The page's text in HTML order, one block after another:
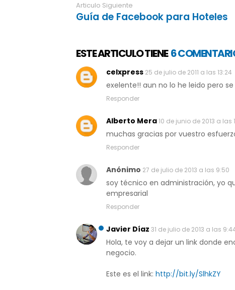
Articulo Siguiente
Guía de Facebook para Hoteles
ESTE ARTICULO TIENE 6
celxpress 25 de julio de 2011 a las 13:24
exelente!! aun no lo he leido pero
Responder
Alberto Mera10 de junio de 2013 a las
muchas gracias por vuestro
Responder
Anónimo 27 de julio de 2013 a las 9:50
soy técnico en administración, yo
empresarial
Responder
Javier Díaz 31 de julio de 2013 a las
Hola, te voy a dejar un link donde
negocio.
Este es el link: http://bit.ly/SlhkZY